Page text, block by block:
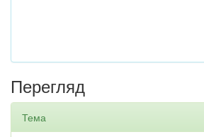
Перегляд
Тема